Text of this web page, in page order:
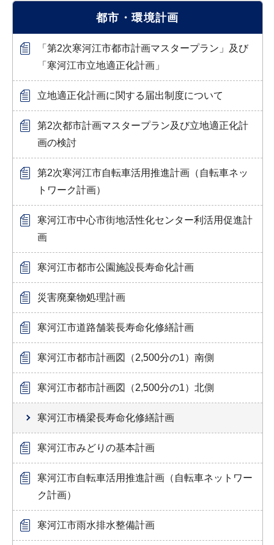
都市・環境計画
「第2次寒河江市都市計画マスタープラン」及び
「寒河江市立地適正化計画」
立地適正化計画に関する届出制度について
第2次都市計画マスタープラン及び立地適正化計
画の検討
第2次寒河江市自転車活用推進計画（自転車ネッ
トワーク計画）
寒河江市中心市街地活性化センター利活用促進計
画
寒河江市都市公園施設長寿命化計画
災害廃棄物処理計画
寒河江市道路舗装長寿命化修繕計画
寒河江市都市計画図（2,500分の1）南側
寒河江市都市計画図（2,500分の1）北側
寒河江市橋梁長寿命化修繕計画
寒河江市みどりの基本計画
寒河江市自転車活用推進計画（自転車ネットワー
ク計画）
寒河江市雨水排水整備計画